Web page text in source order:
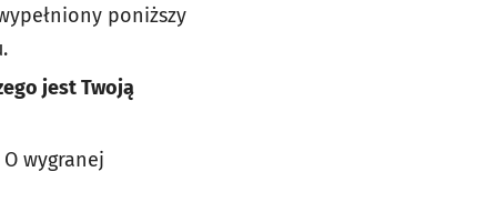
poniższy
jest Twoją
wygranej